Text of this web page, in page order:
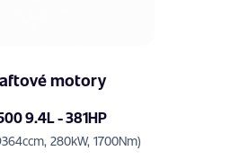
motory
9.4L - 381HP
280kW, 1700Nm)